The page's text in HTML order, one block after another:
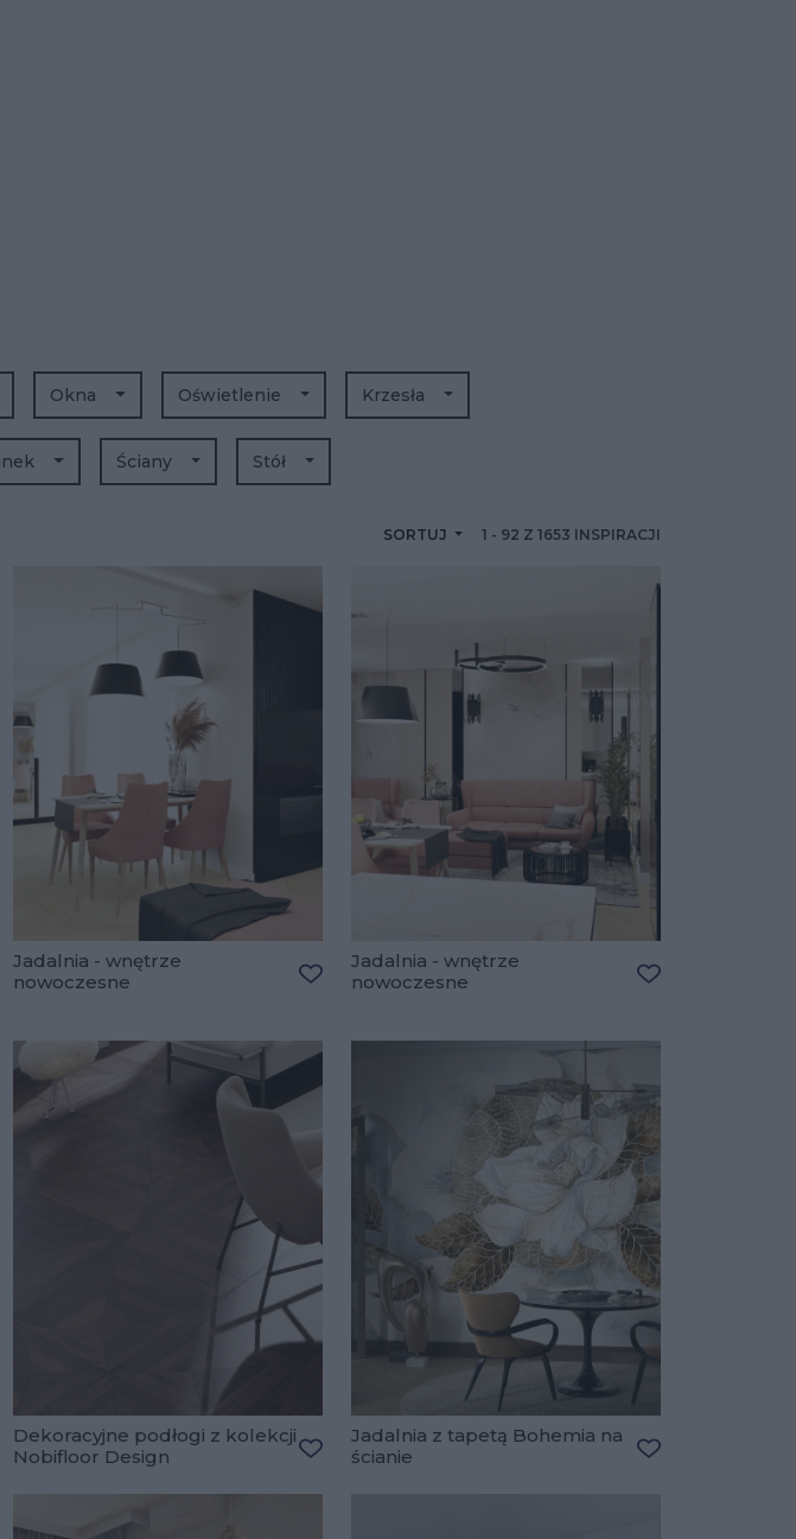
SORTUJ 1 - 92 Z 1653 INSPIRACJI
Okna Oświetlenie Krzesła
Ściany Stół
Jadalnia - wnętrze
nowoczesne
Jadalnia - wnętrze
nowoczesne
do ulubionych
Dekoracyjne podłogi z kolekcji
Nobifloor Design
Jadalnia z tapetą Bohemia na
ścianie